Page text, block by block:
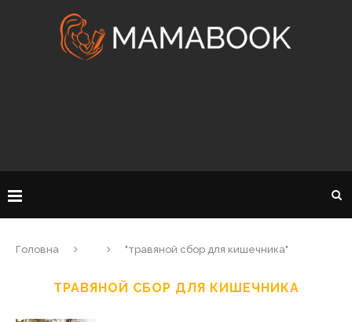
Головна "травяной сбор для кишечника"
ТРАВЯНОЙ СБОР ДЛЯ КИШЕЧНИКА